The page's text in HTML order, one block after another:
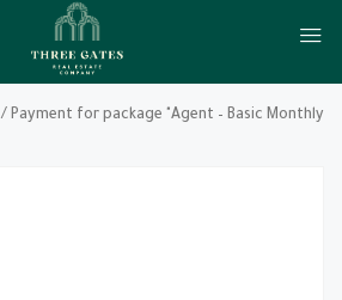
/ Payment for package "Agent – Basic Monthly"